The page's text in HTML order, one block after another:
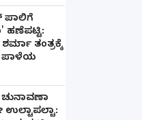
ಪಾಲಿಗೆ
ಹಣೆಪಟ್ಟಿ:
ತಂತ್ರಕ್ಕೆ
ಪಾಳೆಯ
ಉಲ್ಟಾಪಲ್ಟಾ: